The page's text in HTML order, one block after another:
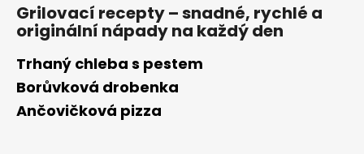
Grilovací recepty – snadné, rychlé a
originální nápady na každý den
Trhaný chleba s pestem
Borůvková drobenka
Ančovičková pizza